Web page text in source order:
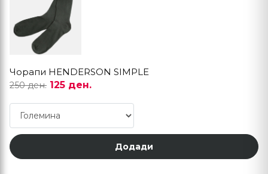
Чорапи HENDERSON SIMPLE
250 ден. 125 ден.
Додади